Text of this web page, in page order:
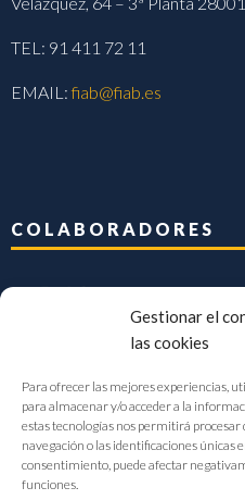
Gestionar el
las cookies
Para ofrecer las mejores experiencias,
para almacenar y/o acceder a la
estas tecnologías nos permitirá
navegación o las identificaciones únicas
consentimiento, puede afectar
funciones.
TEL: 91 411 72 11
EMAIL:fiab@fiab.es
COLABORADORES